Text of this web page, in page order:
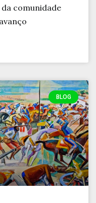
comunidade
BLOG